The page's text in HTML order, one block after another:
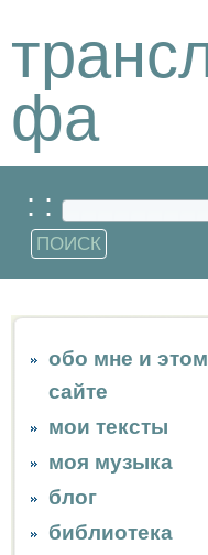
фа
: :
обо мне и этом
сайте
мои тексты
моя музыка
блог
библиотека